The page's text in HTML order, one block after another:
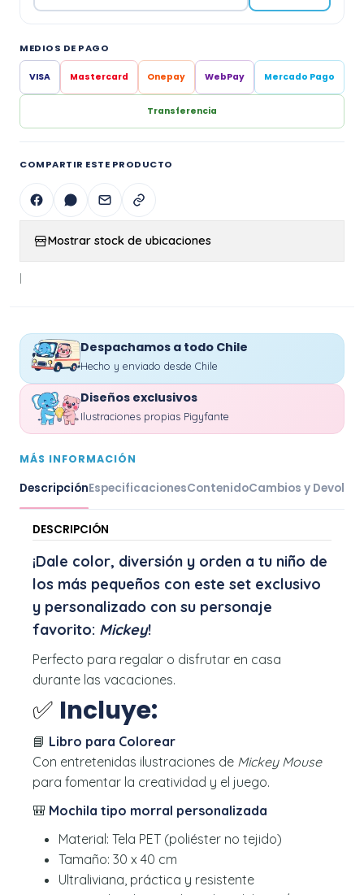
MEDIOS DE PAGO
VISA Mastercard Onepay WebPay Mercado Pago
Transferencia
COMPARTIR ESTE PRODUCTO
Mostrar stock de ubicaciones
|
Despachamos a todo Chile
Hecho y enviado desde Chile
Diseños exclusivos
Ilustraciones propias Pigyfante
MÁS INFORMACIÓN
DescripciónEspecificacionesContenidoCambios y
DESCRIPCIÓN
¡Dale color, diversión y orden a tu niño de
los más pequeños con este set exclusivo
y personalizado con su personaje
favorito: Mickey!
Perfecto para regalar o disfrutar en casa
durante las vacaciones.
✅ Incluye:
📘 Libro para Colorear
Con entretenidas ilustraciones de Mickey Mouse
para fomentar la creatividad y el juego.
🎒 Mochila tipo morral personalizada
Material: Tela PET (poliéster no tejido)
Tamaño: 30 x 40 cm
Ultraliviana, práctica y resistente